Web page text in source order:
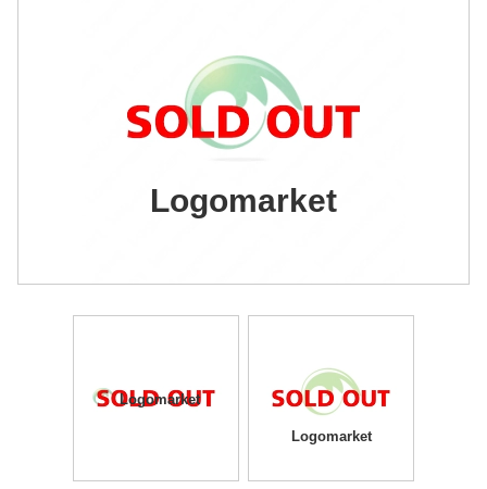
Logomarket
Logomarket
Logomarket